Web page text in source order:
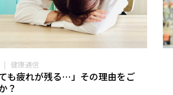
健康通信
ても疲れが残る…」その理由をご
？